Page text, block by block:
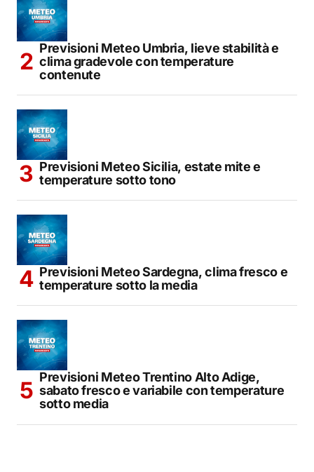
Previsioni Meteo Umbria, lieve stabilità e
clima gradevole con temperature
contenute
Previsioni Meteo Sicilia, estate mite e
temperature sotto tono
Previsioni Meteo Sardegna, clima fresco e
temperature sotto la media
Previsioni Meteo Trentino Alto Adige,
sabato fresco e variabile con temperature
sotto media